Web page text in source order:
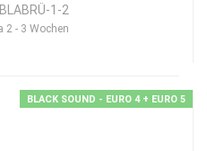
1-2
2 - 3 Wochen
BLACK SOUND - EURO 4 + EURO 5